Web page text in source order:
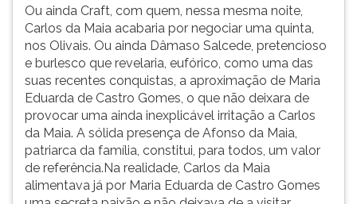
Ou ainda Craft, com quem, nessa mesma noite,
Carlos da Maia acabaria por negociar uma quinta,
nos Olivais. Ou ainda Dâmaso Salcede, pretencioso
e burlesco que revelaria, eufórico, como uma das
suas recentes conquistas, a aproximação de Maria
Eduarda de Castro Gomes, o que não deixara de
provocar uma ainda inexplicável irritação a Carlos
da Maia. A sólida presença de Afonso da Maia,
patriarca da família, constitui, para todos, um valor
de referência.Na realidade, Carlos da Maia
alimentava já por Maria Eduarda de Castro Gomes